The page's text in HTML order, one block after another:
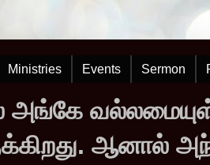
Ministries Events Sermon
ஆனால்